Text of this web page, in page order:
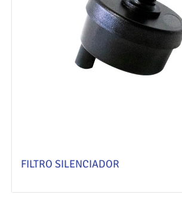
FILTRO SILENCIADOR